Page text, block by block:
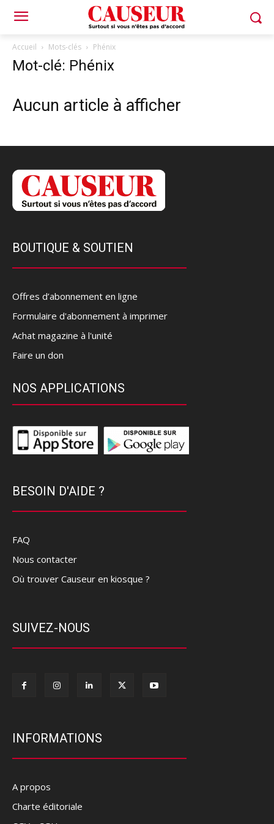
Accueil Mots-clés Phénix
Mot-clé: Phénix
Aucun article à afficher
BOUTIQUE & SOUTIEN
Offres d’abonnement en ligne
Formulaire d'abonnement à imprimer
Achat magazine à l'unité
Faire un don
NOS APPLICATIONS
BESOIN D'AIDE ?
FAQ
Nous contacter
Où trouver Causeur en kiosque ?
SUIVEZ-NOUS
INFORMATIONS
A propos
Charte éditoriale